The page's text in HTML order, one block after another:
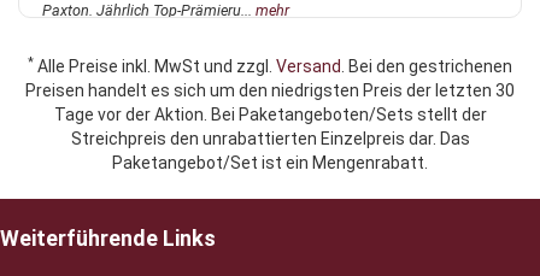
Paxton. Jährlich Top-Prämieru... mehr
* Alle Preise inkl. MwSt und zzgl. Versand. Bei den gestrichenen
Preisen handelt es sich um den niedrigsten Preis der letzten 30
Tage vor der Aktion. Bei Paketangeboten/Sets stellt der
Streichpreis den unrabattierten Einzelpreis dar. Das
Paketangebot/Set ist ein Mengenrabatt.
Weiterführende Links